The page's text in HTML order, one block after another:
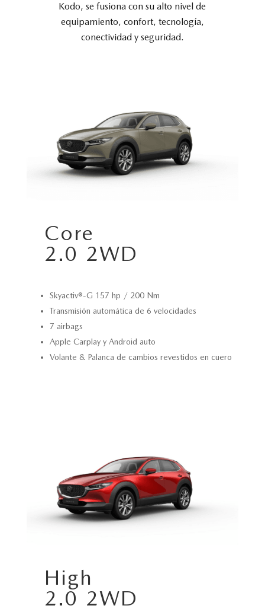
Kodo, se fusiona con su alto nivel de
equipamiento, confort, tecnología,
conectividad y seguridad.
Core
2.0 2WD
Skyactiv®-G 157 hp / 200 Nm
Transmisión automática de 6 velocidades
7 airbags
Apple Carplay y Android auto
Volante & Palanca de cambios revestidos en cuero
High
2.0 2WD